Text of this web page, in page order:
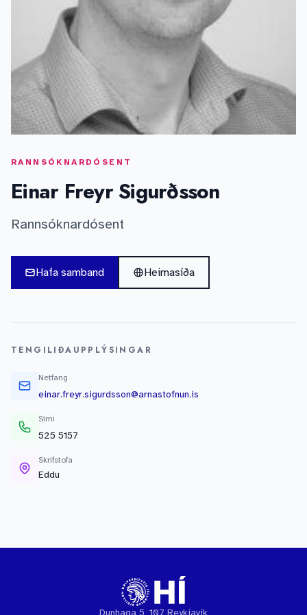
RANNSÓKNARDÓSENT
Einar Freyr Sigurðsson
Rannsóknardósent
Hafa samband Heimasíða
TENGILIÐAUPPLÝSINGAR
Netfang
einar.freyr.sigurdsson@arnastofnun.is
Sími
525 5157
Skrifstofa
Eddu